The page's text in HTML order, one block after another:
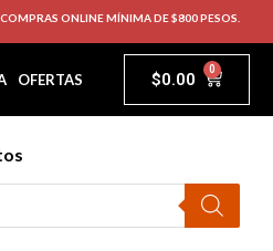
ONLINE MÍNIMA DE $800 PESOS.
OFERTAS $0.00 0